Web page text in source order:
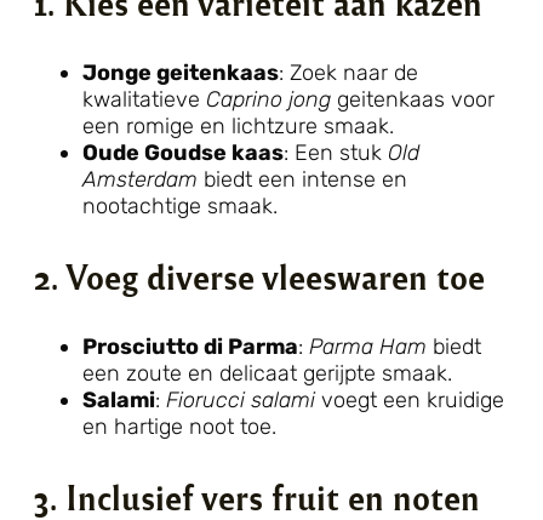
Jonge geitenkaas: Zoek naar de
kwalitatieve Caprino jong geitenkaas voor
een romige en lichtzure smaak.
Oude Goudse kaas: Een stuk Old
Amsterdam biedt een intense en
nootachtige smaak.
2. Voeg diverse vleeswaren toe
Prosciutto di Parma: Parma Ham biedt
een zoute en delicaat gerijpte smaak.
Salami: Fiorucci salamivoegt een kruidige
en hartige noot toe.
3. Inclusief vers fruit en noten